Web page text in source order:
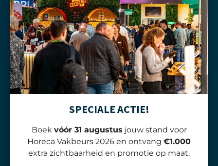
SPECIALE ACTIE!
Boek vóór 31 augustus jouw stand voor
Horeca Vakbeurs 2026 en ontvang €1.000
extra zichtbaarheid en promotie op maat.